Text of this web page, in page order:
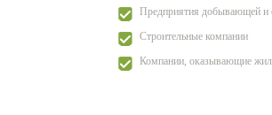
Предприятия добывающей
Строительные компании
Компании, оказывающие